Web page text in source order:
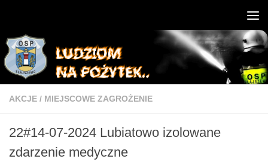
AKCJE / MIEJSCOWE ZAGROŻENIE
22#14-07-2024 Lubiatowo izolowane
zdarzenie medyczne